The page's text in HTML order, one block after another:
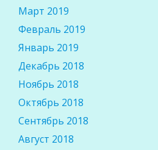
Март 2019
Февраль 2019
Январь 2019
Декабрь 2018
Ноябрь 2018
Октябрь 2018
Сентябрь 2018
Август 2018